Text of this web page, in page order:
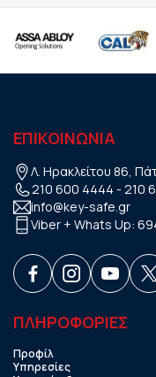
ΕΠΙΚΟΙΝΩΝΙΑ
Λ. Ηρακλείτου 86,
210 600 4444 - 210
info@key-safe.gr
Viber + Whats Up:
ΠΛΗΡΟΦΟΡΙΕΣ
Προφίλ
Υπηρεσίες